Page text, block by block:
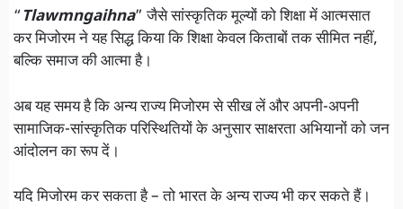
“ Tlawmngaihna” जैसे सांस्कृतिक मूल्यों को शिक्षा में आत्मसात
कर मिजोरम ने यह सिद्ध किया कि शिक्षा केवल किताबों तक सीमित नहीं,
बल्कि समाज की आत्मा है।
अब यह समय है कि अन्य राज्य मिजोरम से सीख लें और अपनी-अपनी
सामाजिक-सांस्कृतिक परिस्थितियों के अनुसार साक्षरता अभियानों को जन
आंदोलन का रूप दें।
यदि मिजोरम कर सकता है – तो भारत के अन्य राज्य भी कर सकते हैं।